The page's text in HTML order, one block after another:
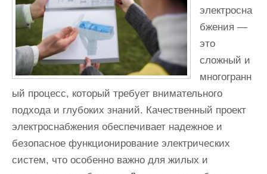
электросна
бжения —
это
сложный и
многогранн
ый процесс, который требует внимательного
подхода и глубоких знаний. Качественный проект
электроснабжения обеспечивает надежное и
безопасное функционирование электрических
систем, что особенно важно для жилых и